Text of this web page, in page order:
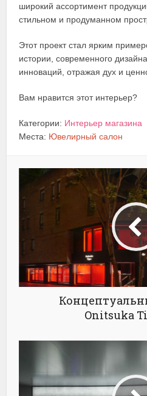
широкий ассортимент
стильном и продуманном
Этот проект стал ярким
истории, современного
инноваций, отражая дух и
Вам нравится этот интерьер?
Категории: Интерьер магазина
Места: Ювелирный салон
Onitsuka